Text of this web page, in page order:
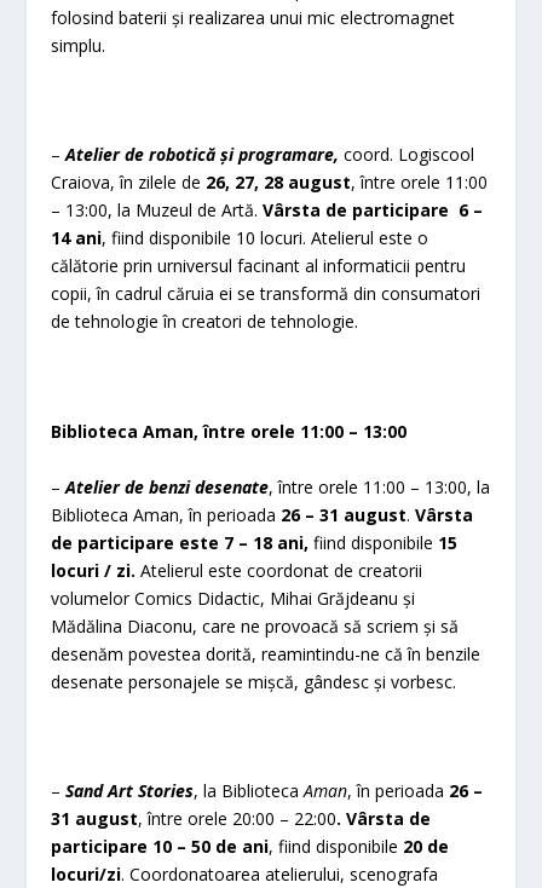
folosind baterii și realizarea unui mic electromagnet
simplu.
–Atelier de robotică și programare,coord. Logiscool
Craiova, în zilele de 26, 27, 28 august, între orele 11:00
– 13:00, la Muzeul de Artă.Vârsta de participare 6 –
14 ani, fiind disponibile 10 locuri. Atelierul este o
călătorie prin urniversul facinant al informaticii pentru
copii, în cadrul căruia ei se transformă din consumatori
de tehnologie în creatori de tehnologie.
Biblioteca Aman, între orele 11:00 – 13:00
–Atelier de benzi desenate, între orele 11:00 – 13:00, la
Biblioteca Aman, în perioada 26 – 31 august.Vârsta
de participare este 7 – 18 ani,fiind disponibile 15
locuri / zi. Atelierul este coordonat de creatorii
volumelor Comics Didactic, Mihai Grăjdeanu și
Mădălina Diaconu, care ne provoacă să scriem și să
desenăm povestea dorită, reamintindu-ne că în benzile
desenate personajele se mișcă, gândesc și vorbesc.
–Sand Art Stories, la BibliotecaAman, în perioada 26 –
31 august, între orele 20:00 – 22:00. Vârsta de
participare 10 – 50 de ani, fiind disponibile 20 de
locuri/zi. Coordonatoarea atelierului, scenografa